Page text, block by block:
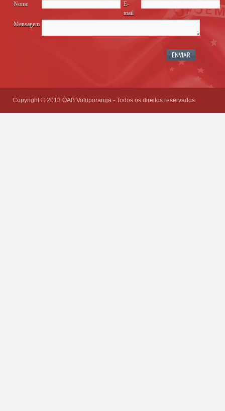
Nome
E-
mail
Mensagem
Copyright © 2013 OAB Votuporanga - Todos os direitos reservados.